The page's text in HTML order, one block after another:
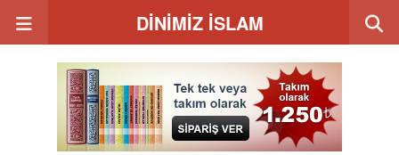
DİNİMİZ İSLAM